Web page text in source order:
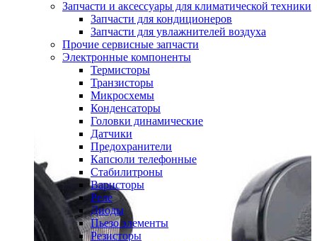
Запчасти и аксессуары для климатической техники
Запчасти для кондиционеров
Запчасти для увлажнителей воздуха
Прочие сервисные запчасти
Электронные компоненты
Термисторы
Транзисторы
Микросхемы
Конденсаторы
Головки динамические
Датчики
Предохранители
Капсюли телефонные
Стабилитроны
Варисторы
Реле
Диоды
Пьезо элементы
Резисторы